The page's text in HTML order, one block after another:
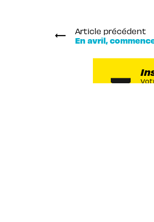
Article précédent
En avril,